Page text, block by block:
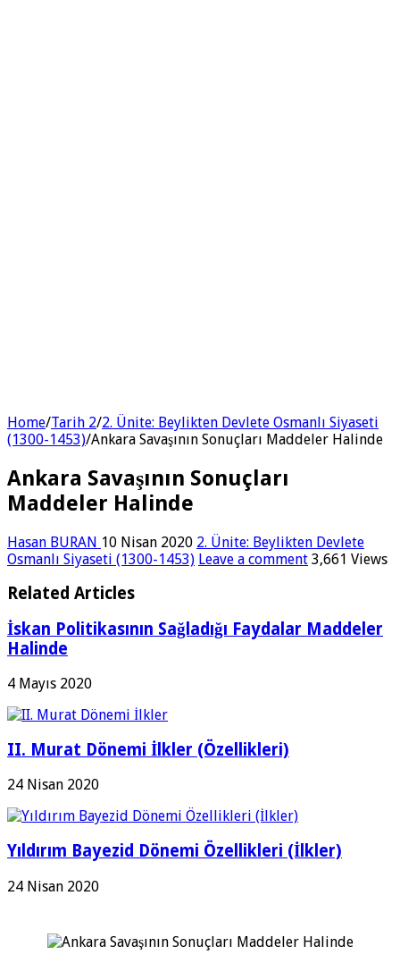
Home/Tarih 2/2. Ünite: Beylikten Devlete Osmanlı Siyaseti
(1300-1453)/Ankara Savaşının Sonuçları Maddeler Halinde
Ankara Savaşının Sonuçları
Maddeler Halinde
Hasan BURAN 10 Nisan 2020 2. Ünite: Beylikten Devlete
Osmanlı Siyaseti (1300-1453) Leave a comment 3,661 Views
Related Articles
İskan Politikasının Sağladığı Faydalar Maddeler
Halinde
4 Mayıs 2020
II. Murat Dönemi İlkler (Özellikleri)
24 Nisan 2020
Yıldırım Bayezid Dönemi Özellikleri (İlkler)
24 Nisan 2020